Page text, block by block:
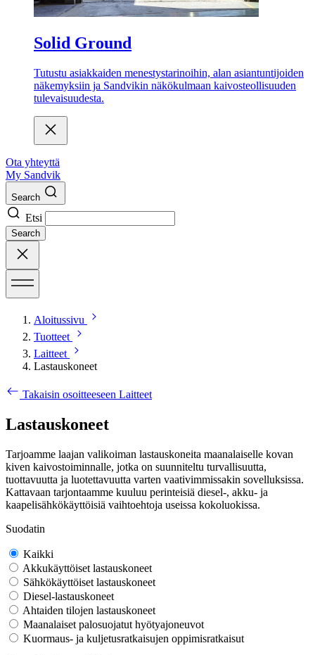
Solid Ground
Tutustu asiakkaiden menestystarinoihin, alan asiantuntijoiden
näkemyksiin ja Sandvikin näkökulmaan kaivosteollisuuden
tulevaisuudesta.
Ota yhteyttä
My Sandvik
Search
Etsi
Search
Aloitussivu
Tuotteet
Laitteet
Lastauskoneet
Takaisin osoitteeseen Laitteet
Lastauskoneet
Tarjoamme laajan valikoiman lastauskoneita maanalaiselle kovan
kiven kaivostoiminnalle, jotka on suunniteltu turvallisuutta,
tuottavuutta ja luotettavuutta varten vaativimmissakin sovelluksissa.
Kattavaan tarjontaamme kuuluu perinteisiä diesel-, akku- ja
kaapelisähkökäyttöisiä vaihtoehtoja useissa kokoluokissa.
Suodatin
Kaikki
Akkukäyttöiset lastauskoneet
Sähkökäyttöiset lastauskoneet
Diesel-lastauskoneet
Ahtaiden tilojen lastauskoneet
Maanalaiset palosuojatut hyötyajoneuvot
Kuormaus- ja kuljetusratkaisujen oppimisratkaisut